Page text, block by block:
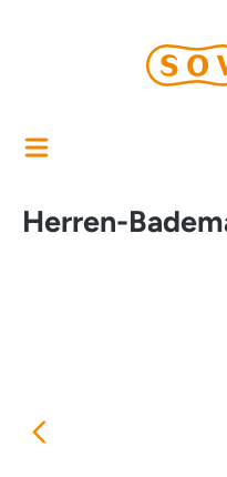
Herren-